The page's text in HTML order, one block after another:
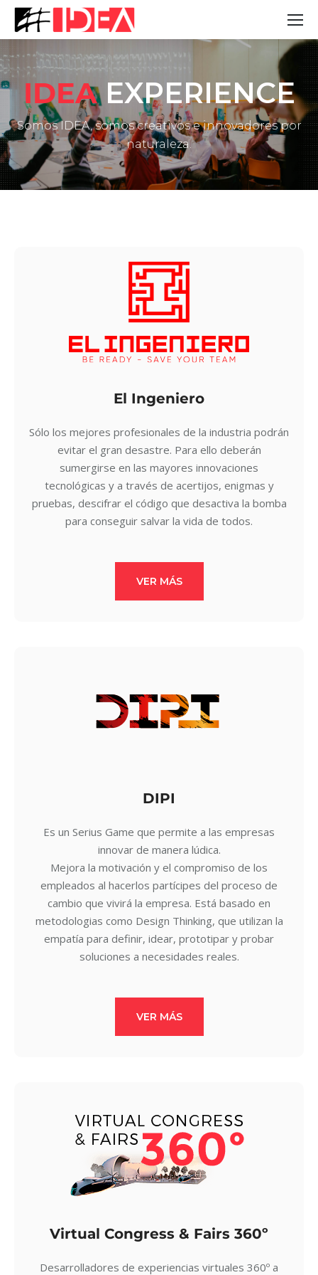
IDEAEXPERIENCE
Somos IDEA, somos creativos e innovadores por
naturaleza.
El Ingeniero
Sólo los mejores profesionales de la industria podrán
evitar el gran desastre. Para ello deberán
sumergirse en las mayores innovaciones
tecnológicas y a través de acertijos, enigmas y
pruebas, descifrar el código que desactiva la bomba
para conseguir salvar la vida de todos.
VER MÁS
DIPI
Es un Serius Game que permite a las empresas
innovar de manera lúdica.
Mejora la motivación y el compromiso de los
empleados al hacerlos partícipes del proceso de
cambio que vivirá la empresa. Está basado en
metodologias como Design Thinking, que utilizan la
empatía para definir, idear, prototipar y probar
soluciones a necesidades reales.
VER MÁS
Virtual Congress & Fairs 360º
Desarrolladores de experiencias virtuales 360º a